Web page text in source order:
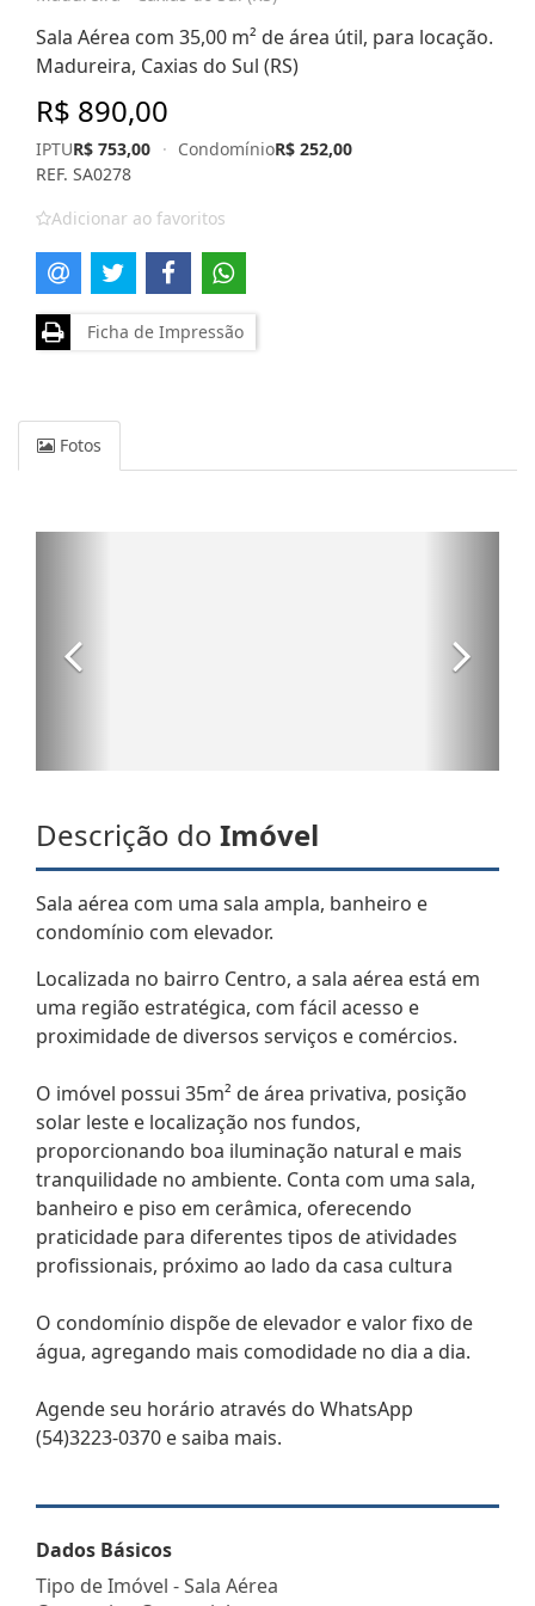
Sala Aérea com 35,00 m² de área útil, para locação.
Madureira, Caxias do Sul (RS)
R$ 890,00
IPTUR$ 753,00 · CondomínioR$ 252,00
REF. SA0278
Adicionar ao favoritos
Ficha de Impressão
Fotos
Descrição do Imóvel
Sala aérea com uma sala ampla, banheiro e
condomínio com elevador.
Localizada no bairro Centro, a sala aérea está em
uma região estratégica, com fácil acesso e
proximidade de diversos serviços e comércios.
O imóvel possui 35m² de área privativa, posição
solar leste e localização nos fundos,
proporcionando boa iluminação natural e mais
tranquilidade no ambiente. Conta com uma sala,
banheiro e piso em cerâmica, oferecendo
praticidade para diferentes tipos de atividades
profissionais, próximo ao lado da casa cultura
O condomínio dispõe de elevador e valor fixo de
água, agregando mais comodidade no dia a dia.
Agende seu horário através do WhatsApp
(54)3223-0370 e saiba mais.
Dados Básicos
Tipo de Imóvel - Sala Aérea